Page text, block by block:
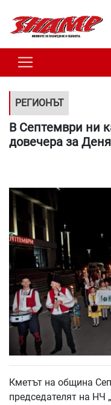
РЕГИОНЪТ
В Септември ни
довечера за
Кметът на община
председателят на НЧ